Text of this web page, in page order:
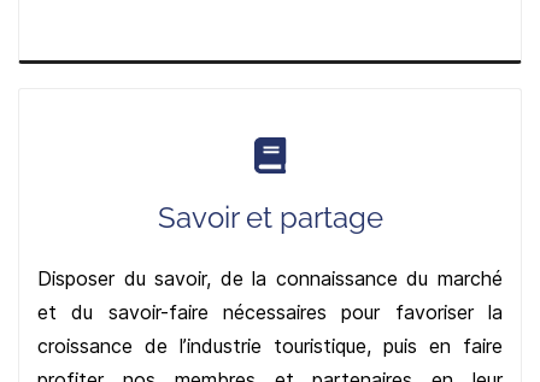
Savoir et partage
Disposer du savoir, de la connaissance du marché
et du savoir-faire nécessaires pour favoriser la
croissance de l’industrie touristique, puis en faire